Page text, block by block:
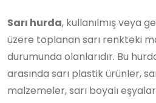
Sarı hurda, kullanılmış veya
üzere toplanan sarı renkteki
durumunda olanlarıdır. Bu
arasında sarı plastik ürünler,
malzemeler, sarı boyalı